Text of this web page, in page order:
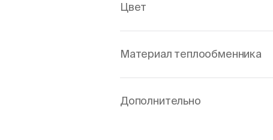
Цвет
Материал теплообменника
Дополнительно